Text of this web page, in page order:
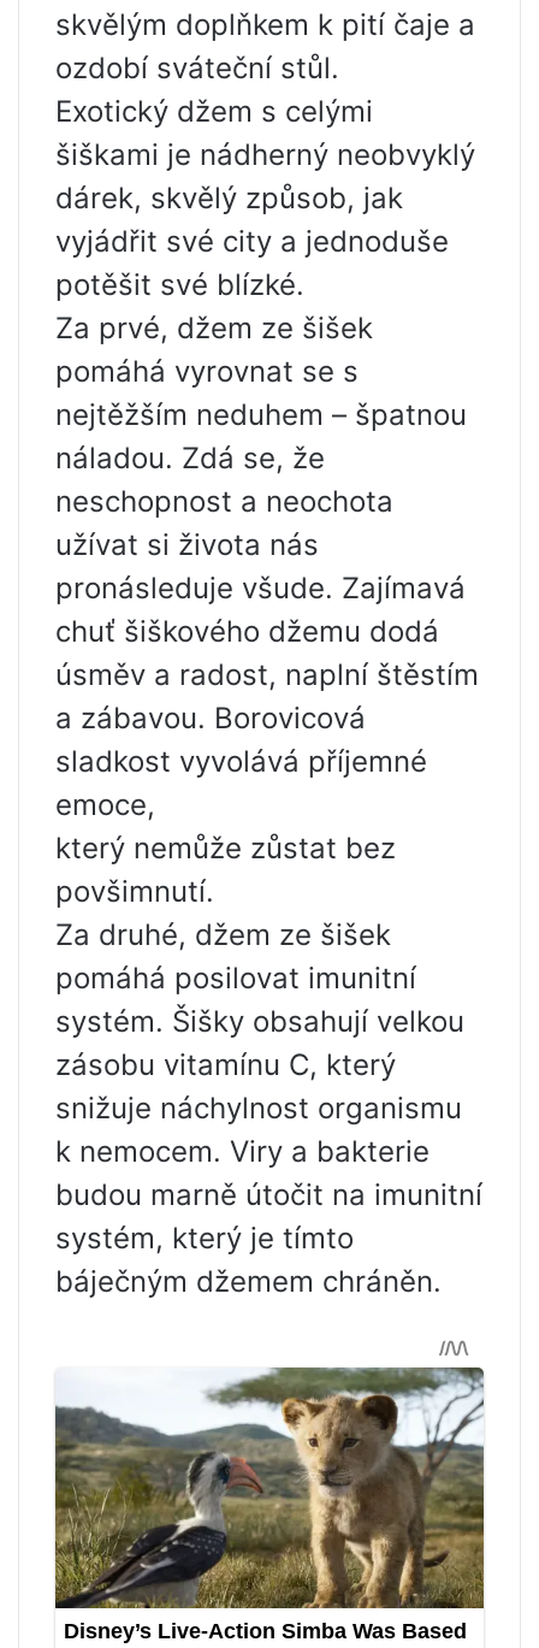
skvělým doplňkem k pití čaje a
ozdobí sváteční stůl.
Exotický džem s celými
šiškami je nádherný neobvyklý
dárek, skvělý způsob, jak
vyjádřit své city a jednoduše
potěšit své blízké.
Za prvé, džem ze šišek
pomáhá vyrovnat se s
nejtěžším neduhem – špatnou
náladou. Zdá se, že
neschopnost a neochota
užívat si života nás
pronásleduje všude. Zajímavá
chuť šiškového džemu dodá
úsměv a radost, naplní štěstím
a zábavou. Borovicová
sladkost vyvolává příjemné
emoce,
který nemůže zůstat bez
povšimnutí.
Za druhé, džem ze šišek
pomáhá posilovat imunitní
systém. Šišky obsahují velkou
zásobu vitamínu C, který
snižuje náchylnost organismu
k nemocem. Viry a bakterie
budou marně útočit na imunitní
systém, který je tímto
báječným džemem chráněn.